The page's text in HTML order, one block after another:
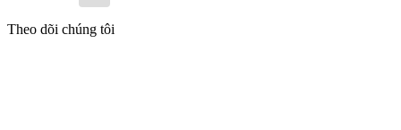
Theo dõi chúng tôi